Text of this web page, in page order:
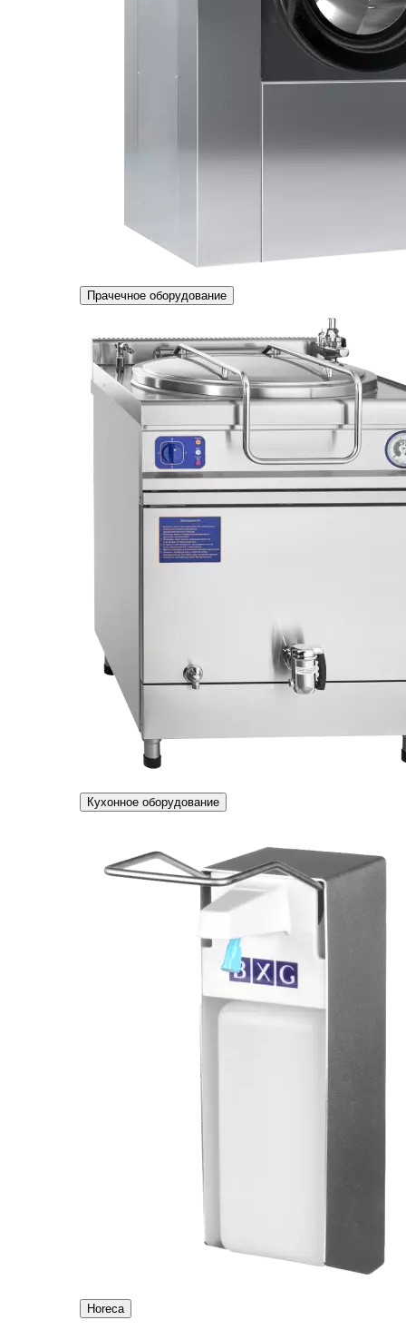
Прачечное оборудование
Кухонное оборудование
Horeca